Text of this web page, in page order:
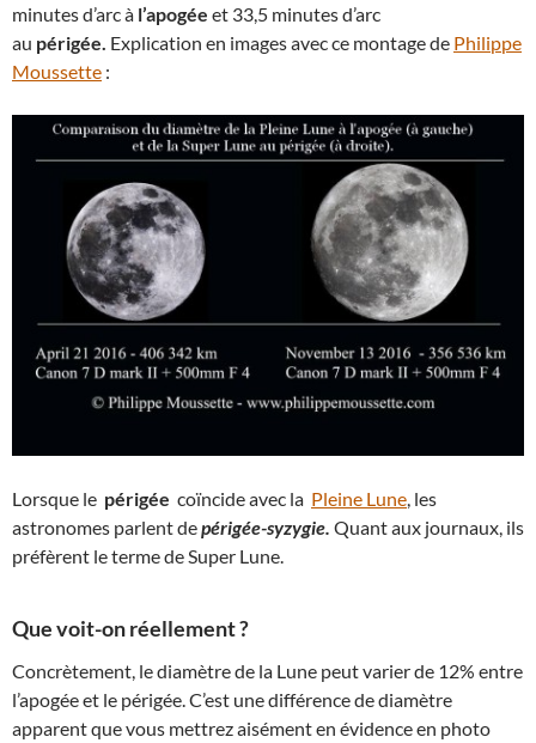
minutes d’arc à l’apogée et 33,5 minutes d’arc
au périgée. Explication en images avec ce montage de Philippe
Moussette :
Lorsque le périgée coïncide avec la Pleine Lune, les
astronomes parlent depérigée-syzygie. Quant aux journaux, ils
préfèrent le terme de Super Lune.
Que voit-on réellement ?
Concrètement, le diamètre de la Lune peut varier de 12% entre
l’apogée et le périgée. C’est une différence de diamètre
apparent que vous mettrez aisément en évidence en photo